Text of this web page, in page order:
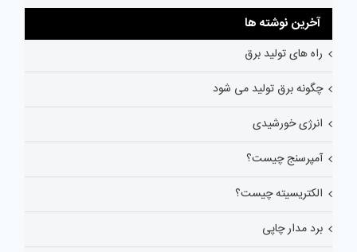
آخرین نوشته ها
راه های تولید برق
چگونه برق تولید می شود
انرژی خورشیدی
آمپرسنج چیست؟
الکتریسیته چیست؟
برد مدار چاپی